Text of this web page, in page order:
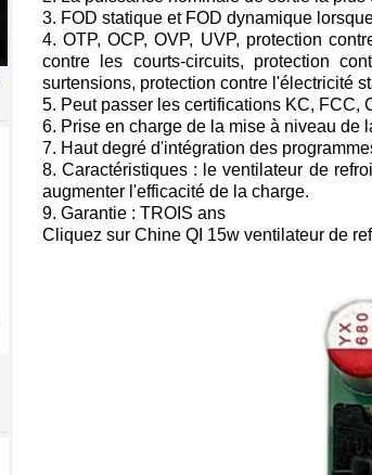
3. FOD statique et FOD dynamique
4. OTP, OCP, OVP, UVP, protection
contre les courts-circuits, protection
surtensions, protection contre l'électricité
5. Peut passer les certifications KC, FCC,
6. Prise en charge de la mise à niveau de
7. Haut degré d'intégration des
8. Caractéristiques : le ventilateur de
augmenter l'efficacité de la charge.
9. Garantie : TROIS ans
Cliquez sur Chine QI 15w ventilateur de